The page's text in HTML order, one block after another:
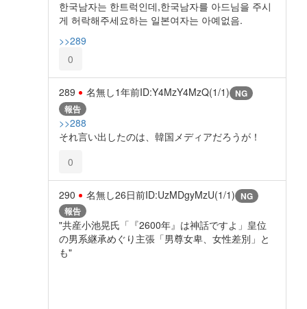
한국남자는 한트럭인데,한국남자를 아드님을 주시
게 허락해주세요하는 일본여자는 아예없음.
>>289
0
289 名無し1年前ID:Y4MzY4MzQ(1/1) NG
報告
>>288
それ言い出したのは、韓国メディアだろうが！
0
290 名無し26日前ID:UzMDgyMzU(1/1) NG
報告
"共産小池晃氏「『2600年』は神話ですよ」皇位
の男系継承めぐり主張「男尊女卑、女性差別」と
も"